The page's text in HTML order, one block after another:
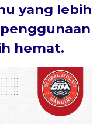
yang lebih
hemat.